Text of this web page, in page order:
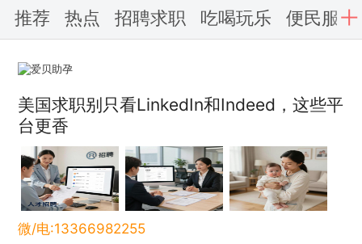
推荐 热点 招聘求职 吃喝玩乐 便民服务
美国求职别只看LinkedIn和Indeed，这些平
台更香
微/电:13366982255